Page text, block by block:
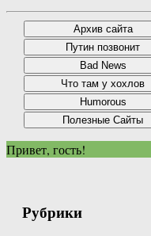
Привет, гость!
Рубрики